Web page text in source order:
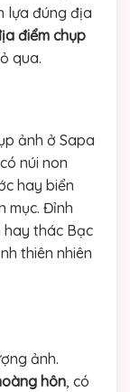
lựa đúng địa
điểm chụp
qua.
ảnh ở Sapa
núi non
hay biển
mục. Đỉnh
hay thác Bạc
thiên nhiên
ảnh.
hôn, có